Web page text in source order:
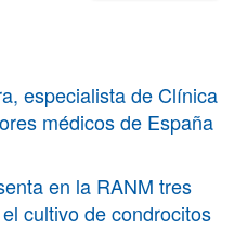
especialista de Clínica
médicos de España
en la RANM tres
cultivo de condrocitos